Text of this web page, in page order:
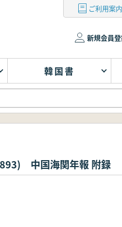
ご利用案内
新規会員
韓国書
中国海関年報 附録